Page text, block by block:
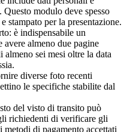
modulo deve spesso
stampato per la presentazione.
è indispensabile un
avere almeno due pagine
almeno sei mesi oltre la data
diverse foto recenti
le specifiche stabilite dal
del visto di transito può
richiedenti di verificare gli
di pagamento accettati